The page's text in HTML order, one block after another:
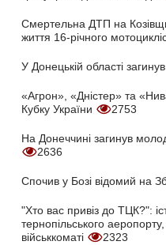
Смертельна ДТП на
життя 16-річного
У Донецькій області
«Агрон», «Дністер» та
Кубку України
2753
На Донеччині загинув
2636
Спочив у Бозі відомий на
"Хто вас привіз до ТЦК?":
тернопільського
військкоматі
2323